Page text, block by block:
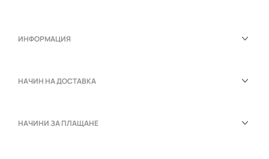
ИНФОРМАЦИЯ
НАЧИН НА ДОСТАВКА
НАЧИНИ ЗА ПЛАЩАНЕ